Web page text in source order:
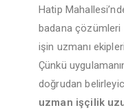
Hatip
badana çözümleri
işin uzmanı
Çünkü
doğrudan
uzman işçilik